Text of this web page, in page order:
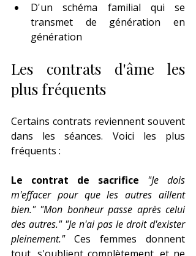
D'un schéma familial qui se
transmet de génération en
génération
Les contrats d'âme les
plus fréquents
Certains contrats reviennent souvent
dans les séances. Voici les plus
fréquents :
Le contrat de sacrifice
"Je dois
m'effacer pour que les autres aillent
bien." "Mon bonheur passe après celui
des autres." "Je n'ai pas le droit d'exister
pleinement." Ces femmes donnent